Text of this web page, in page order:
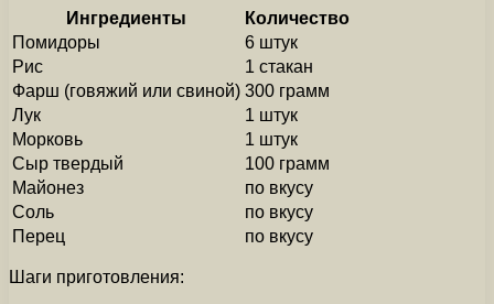
Ингредиенты
Количество
Помидоры
6 штук
Рис
1 стакан
Фарш (говяжий или свиной) 300 грамм
Лук
1 штук
Морковь
1 штук
Сыр твердый
100 грамм
Майонез
по вкусу
Соль
по вкусу
Перец
по вкусу
Шаги приготовления: